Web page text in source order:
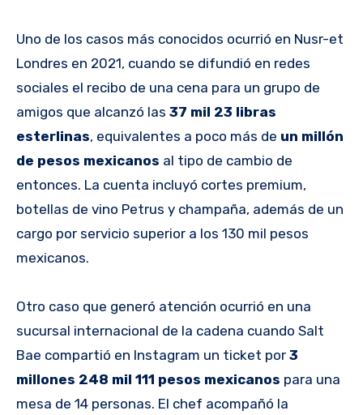
Uno de los casos más conocidos ocurrió en Nusr-et
Londres en 2021, cuando se difundió en redes
sociales el recibo de una cena para un grupo de
amigos que alcanzó las 37 mil 23 libras
esterlinas, equivalentes a poco más de un millón
de pesos mexicanos al tipo de cambio de
entonces. La cuenta incluyó cortes premium,
botellas de vino Petrus y champaña, además de un
cargo por servicio superior a los 130 mil pesos
mexicanos.
Otro caso que generó atención ocurrió en una
sucursal internacional de la cadena cuando Salt
Bae compartió en Instagram un ticket por 3
millones 248 mil 111 pesos mexicanos para una
mesa de 14 personas. El chef acompañó la